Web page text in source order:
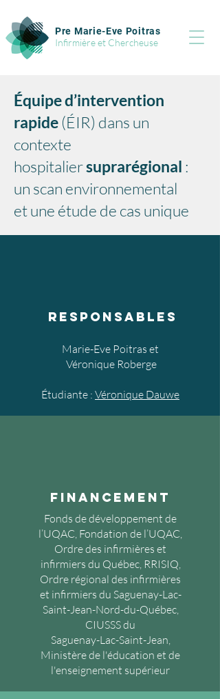
Pre Marie-Eve Poitras
Infirmière et Chercheuse
Équipe d’intervention
rapide (ÉIR) dans un
contexte
hospitaliersuprarégional :
un scan environnemental
et une étude de cas unique
responsables
Marie-Eve Poitras et
Véronique Roberge
Étudiante : Véronique Dauwe
Financement
Fonds de développement de
l’UQAC, Fondation de l’UQAC,
Ordre des infirmières et
infirmiers du Québec, RRISIQ,
Ordre régional des infirmières
et infirmiers du Saguenay-Lac-
Saint-Jean-Nord-du-Québec,
CIUSSS du
Saguenay-Lac-Saint-Jean,
Ministère de l'éducation et de
l'enseignement supérieur